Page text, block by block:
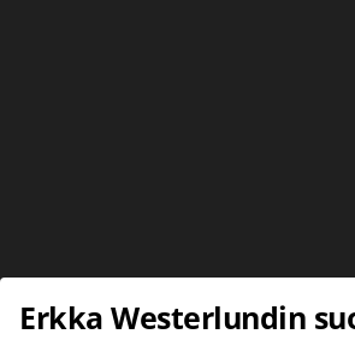
Erkka Westerlundin